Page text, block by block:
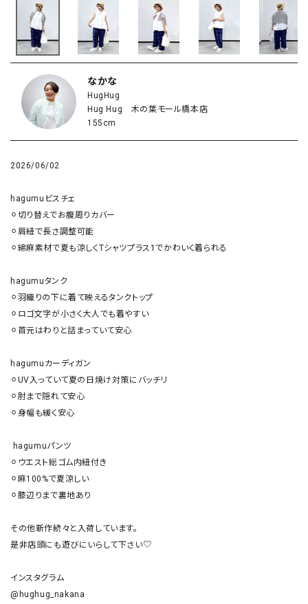
なかな
HugHug
Hug Hug 木の葉モール橋本店
155cm
2026/06/02
hagumuビスチェ
⚪︎切り替えでお腹周りカバー
⚪︎肩紐で長さ調整可能
⚪︎綿麻素材で夏も涼しくTシャツプラス1でかわいく着られる
hagumuタンク
⚪︎羽織りの下に着て映えるタンクトップ
⚪︎ロゴ文字が小さく大人でも着やすい
⚪︎首元はわりと詰まっていて安心
hagumuカーディガン
⚪︎UV入っていて夏の日焼け対策にバッチリ
⚪︎肘まで隠れて安心
⚪︎身幅も緩く安心
⚪︎ウエスト総ゴム内紐付き
⚪︎麻100%で夏涼しい
⚪︎膝辺りまで裏地あり
その他新作続々と入荷しています。
是非店頭にも遊びにいらして下さい♡
インスタグラム
@hughug_nakana